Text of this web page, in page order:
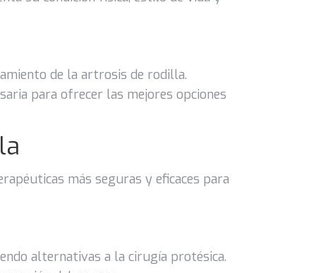
de la artrosis de rodilla.
para ofrecer las mejores opciones
más seguras y eficaces para
alternativas a la cirugía protésica.